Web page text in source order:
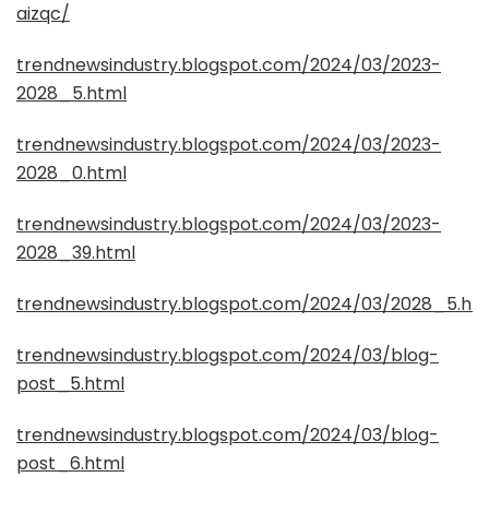
aizqc/
trendnewsindustry.blogspot.com/2024/03/2023-
2028_5.html
trendnewsindustry.blogspot.com/2024/03/2023-
2028_0.html
trendnewsindustry.blogspot.com/2024/03/2023-
2028_39.html
trendnewsindustry.blogspot.com/2024/03/
trendnewsindustry.blogspot.com/2024/03/blog-
post_5.html
trendnewsindustry.blogspot.com/2024/03/blog-
post_6.html